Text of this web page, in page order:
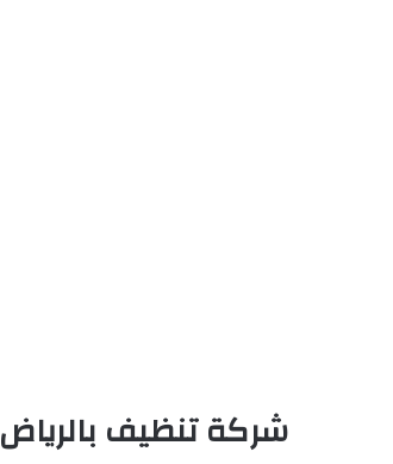
شركة تنظيف بالرياض